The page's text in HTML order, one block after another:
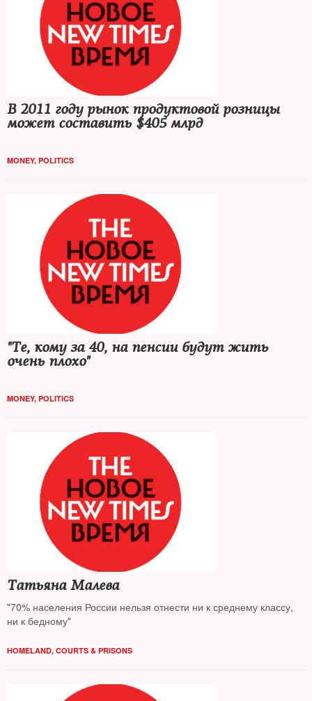
В 2011 году рынок продуктовой розницы
может составить $405 млрд
MONEY, POLITICS
"Те, кому за 40, на пенсии будут жить
очень плохо"
MONEY, POLITICS
Татьяна Малева
"70% населения России нельзя отнести ни к среднему классу,
ни к бедному"
HOMELAND, COURTS & PRISONS